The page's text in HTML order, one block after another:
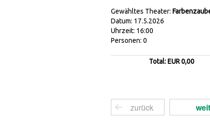
Gewähltes Theater:
Datum: 17.5.2026
Uhrzeit: 16:00
Personen: 0
Total: EUR 0,00